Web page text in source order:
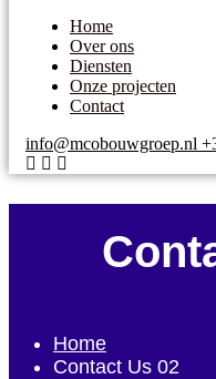
Home
Over ons
Diensten
Onze projecten
Contact
info@mcobouwgroep.nl
Home
Contact Us 02